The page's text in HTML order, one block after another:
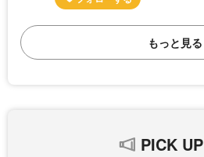
PICK UP